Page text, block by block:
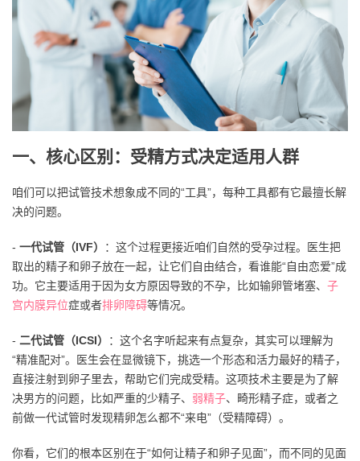
一、核心区别：受精方式决定适用人群
咱们可以把试管技术想象成不同的“工具”，每种工具都有它最擅长解
决的问题。
- 一代试管（IVF）
：这个过程更接近咱们自然的受孕过程。医生把
取出的精子和卵子放在一起，让它们自由结合，看谁能“自由恋爱”成
功。它主要适用于因为女方原因导致的不孕，比如输卵管堵塞、 子
宫内膜异位症或者排卵障碍等情况。
- 二代试管（ICSI）
：这个名字听起来有点复杂，其实可以理解为
“精准配对”。医生会在显微镜下，挑选一个形态和活力最好的精子，
直接注射到卵子里去，帮助它们完成受精。这项技术主要是为了解
决男方的问题，比如严重的少精子、 弱精子、畸形精子症，或者之
前做一代试管时发现精卵怎么都不“来电”（受精障碍）。
你看，它们的根本区别在于“如何让精子和卵子见面”，而不同的见面